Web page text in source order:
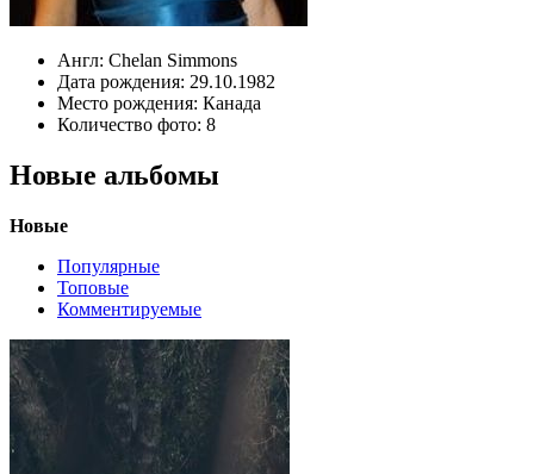
Англ: Chelan Simmons
Дата рождения: 29.10.1982
Место рождения: Канада
Количество фото: 8
Новые альбомы
Новые
Популярные
Топовые
Комментируемые